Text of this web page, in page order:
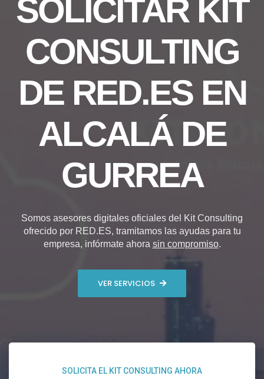
SOLICITAR KIT
CONSULTING
DE RED.ES EN
ALCALÁ DE
GURREA
Somos asesores digitales oficiales del Kit Consulting
ofrecido por RED.ES, tramitamos las ayudas para tu
empresa, infórmate ahora sin compromiso.
VER SERVICIOS
SOLICITA EL KIT CONSULTING AHORA